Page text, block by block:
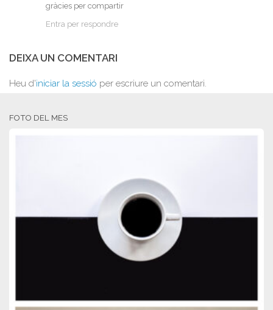
gràcies per compartir
Entra per respondre
DEIXA UN COMENTARI
Heu d'iniciar la sessió per escriure un comentari.
FOTO DEL MES